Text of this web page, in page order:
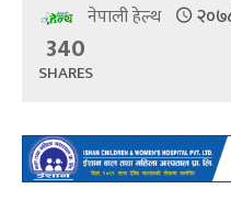
नेपाली हेल्थ
340
SHARES